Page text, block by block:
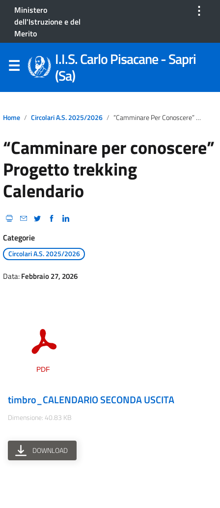
Ministero
dell'Istruzione e del
Merito
⋮
I.I.S. Carlo Pisacane - Sapri
(Sa)
Home Circolari A.S. 2025/2026 “Camminare Per Conoscere” Progetto Trekking Calendario
“Camminare per conoscere”
Progetto trekking
Calendario
Categorie
Circolari A.S. 2025/2026
Data:Febbraio 27, 2026
timbro_CALENDARIO SECONDA USCITA
Dimensione: 40.83 KB
DOWNLOAD